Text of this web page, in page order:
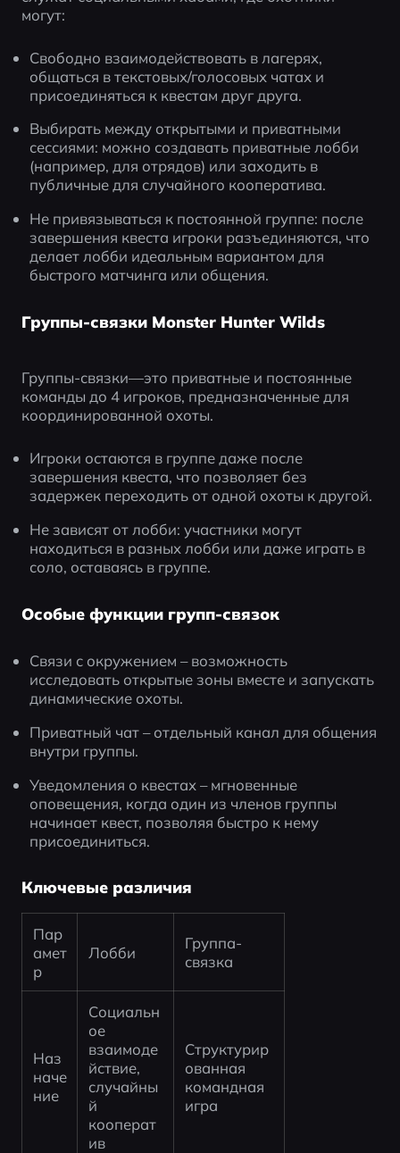
могут:
Свободно взаимодействовать в лагерях,
общаться в текстовых/голосовых чатах и
присоединяться к квестам друг друга.
Выбирать между открытыми и приватными
сессиями: можно создавать приватные лобби
(например, для отрядов) или заходить в
публичные для случайного кооператива.
Не привязываться к постоянной группе: после
завершения квеста игроки разъединяются, что
делает лобби идеальным вариантом для
быстрого матчинга или общения.
Группы-связки Monster Hunter Wilds
Группы-связки—это приватные и постоянные
команды до 4 игроков, предназначенные для
координированной охоты.
Игроки остаются в группе даже после
завершения квеста, что позволяет без
задержек переходить от одной охоты к другой.
Не зависят от лобби: участники могут
находиться в разных лобби или даже играть в
соло, оставаясь в группе.
Особые функции групп-связок
Связи с окружением – возможность
исследовать открытые зоны вместе и запускать
динамические охоты.
Приватный чат – отдельный канал для общения
внутри группы.
Уведомления о квестах – мгновенные
оповещения, когда один из членов группы
начинает квест, позволяя быстро к нему
присоединиться.
Ключевые различия
Пар
амет
р
Лобби
Группа-
связка
Наз
наче
ние
Социальн
ое
взаимоде
йствие,
случайны
й
кооперат
ив
Структурир
ованная
командная
игра